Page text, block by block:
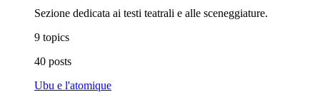
Sezione dedicata ai testi teatrali e alle sceneggiature.
9 topics
40 posts
Ubu e l'atomique